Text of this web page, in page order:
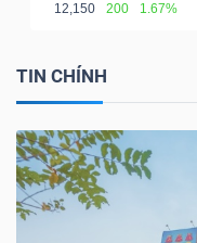
12,150 200 1.67%
TIN CHÍNH